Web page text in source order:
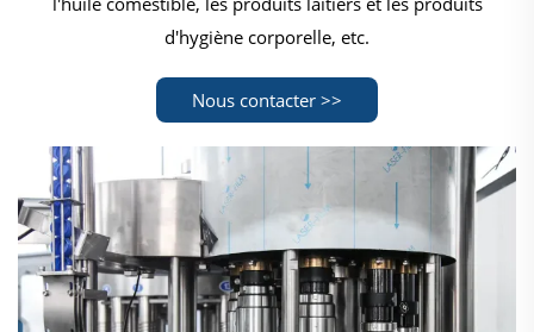
d'hygiène corporelle, etc.
Nous contacter >>